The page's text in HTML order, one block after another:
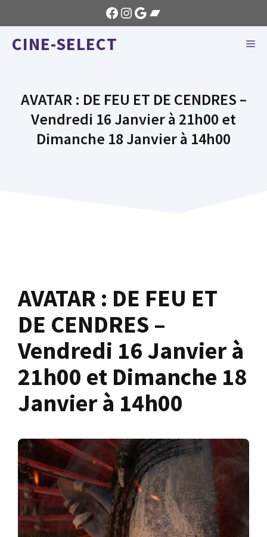
au
contenu
Facebook
Instagram
GoogleBandcamp
CINE-SELECT
AVATAR : DE FEU ET DE CENDRES –
Vendredi 16 Janvier à 21h00 et
Dimanche 18 Janvier à 14h00
AVATAR : DE FEU ET
DE CENDRES –
Vendredi 16 Janvier à
21h00 et Dimanche 18
Janvier à 14h00